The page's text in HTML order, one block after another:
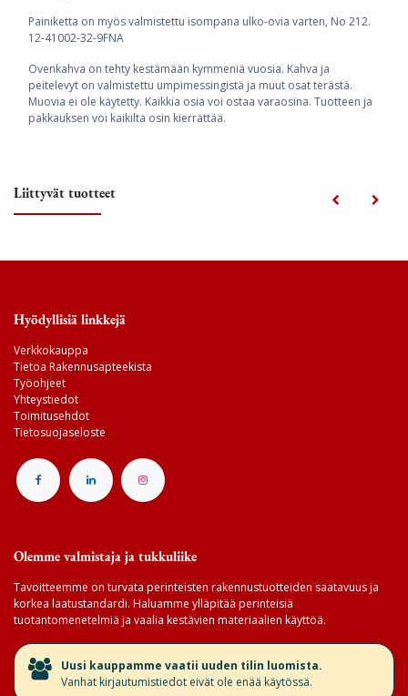
Painiketta on myös valmistettu isompana ulko-ovia varten, No 212.
12-41002-32-9FNA
Ovenkahva on tehty kestämään kymmeniä vuosia. Kahva ja
peitelevyt on valmistettu umpimessingistä ja muut osat terästä.
Muovia ei ole käytetty. Kaikkia osia voi ostaa varaosina. Tuotteen ja
pakkauksen voi kaikilta osin kierrättää.
Liittyvät tuotteet
Hyödyllisiä linkkejä
Verkkokauppa
Tietoa Rakennusapteekista
Työohjeet
Yhteystiedot
Toimitusehdot
Tietosuojaseloste
Olemme valmistaja ja tukkuliike
Tavoitteemme on turvata perinteisten rakennustuotteiden saatavuus ja
korkea laatustandardi. Haluamme ylläpitää perinteisiä
tuotantomenetelmiä ja vaalia kestävien materiaalien käyttöä.
​Uusi kauppamme vaatii uuden tilin luomista.
Vanhat kirjautumistiedot eivät ole enää käytössä.